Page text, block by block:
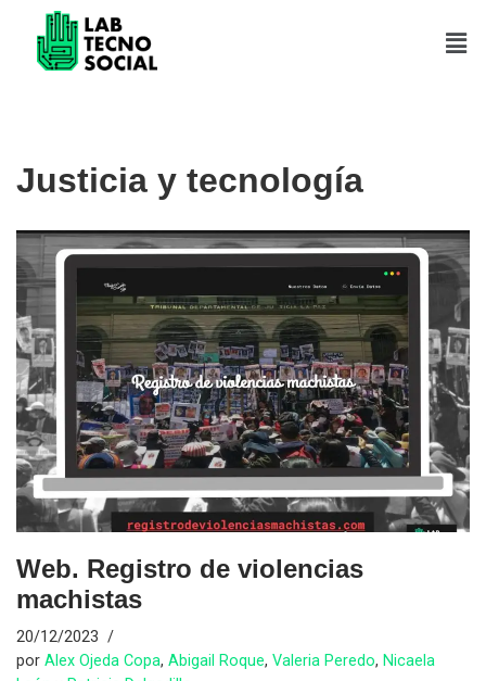
Saltar
Justicia y tecnología
Web. Registro de violencias
machistas
20/12/2023
por Alex Ojeda Copa, Abigail Roque, Valeria Peredo, Nicaela